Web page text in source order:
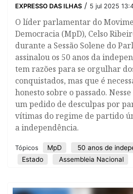
EXPRESSO DAS ILHAS / 5 jul 2025
O líder parlamentar do
Democracia (MpD), Celso
durante a Sessão Solene do
assinalou os 50 anos da
tem razões para se orgulhar
conquistados, mas que é
honesto sobre o passado.
um pedido de desculpas por
vítimas do regime de partido
a independência.
Tópicos MpD
50 anos de
Estado
Assembleia Nacional